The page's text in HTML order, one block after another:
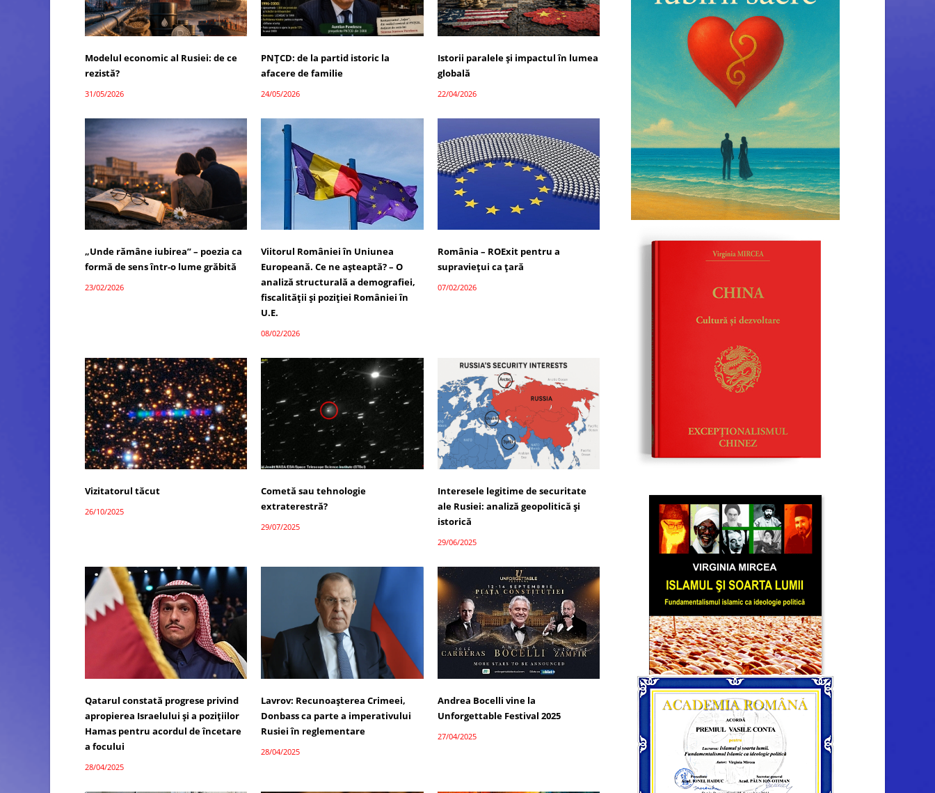
Modelul economic al Rusiei: de ce
rezistă?
31/05/2026
PNȚCD: de la partid istoric la
afacere de familie
24/05/2026
Istorii paralele și impactul în lumea
globală
22/04/2026
„Unde rămâne iubirea” – poezia ca
formă de sens într-o lume grăbită
23/02/2026
Viitorul României în Uniunea
Europeană. Ce ne așteaptă? – O
analiză structurală a demografiei,
fiscalității și poziției României în
U.E.
08/02/2026
România – ROExit pentru a
supraviețui ca țară
07/02/2026
Vizitatorul tăcut
26/10/2025
Cometă sau tehnologie
extraterestră?
29/07/2025
Interesele legitime de securitate
ale Rusiei: analiză geopolitică și
istorică
29/06/2025
Qatarul constată progrese privind
apropierea Israelului și a pozițiilor
Hamas pentru acordul de încetare
a focului
28/04/2025
Lavrov: Recunoașterea Crimeei,
Donbass ca parte a imperativului
Rusiei în reglementare
28/04/2025
Andrea Bocelli vine la
Unforgettable Festival 2025
27/04/2025